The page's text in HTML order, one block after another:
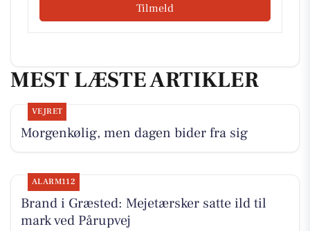
Tilmeld
MEST LÆSTE ARTIKLER
VEJRET
Morgenkølig, men dagen bider fra sig
ALARM112
Brand i Græsted: Mejetærsker satte ild til
mark ved Pårupvej